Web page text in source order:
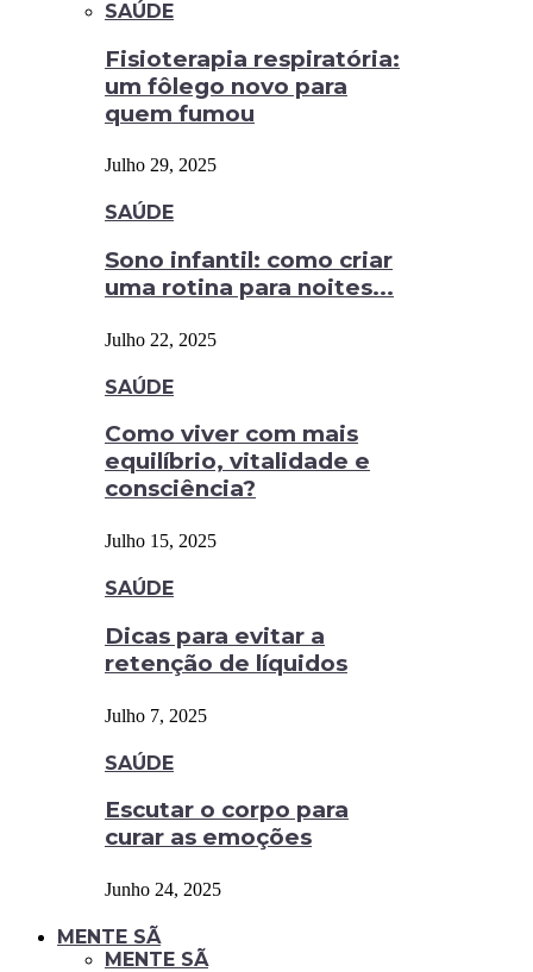
SAÚDE
Fisioterapia respiratória:
um fôlego novo para
quem fumou
Julho 29, 2025
SAÚDE
Sono infantil: como criar
uma rotina para noites...
Julho 22, 2025
SAÚDE
Como viver com mais
equilíbrio, vitalidade e
consciência?
Julho 15, 2025
SAÚDE
Dicas para evitar a
retenção de líquidos
Julho 7, 2025
SAÚDE
Escutar o corpo para
curar as emoções
Junho 24, 2025
MENTE SÃ
MENTE SÃ